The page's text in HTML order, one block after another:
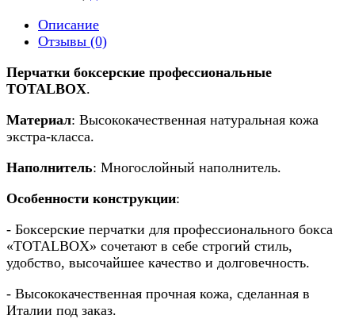
Описание
Отзывы (0)
Перчатки боксерские профессиональные
TOTALBOX.
Материал: Высококачественная натуральная кожа
экстра-класса.
Наполнитель: Многослойный наполнитель.
Особенности конструкции:
- Боксерские перчатки для профессионального бокса
«TOTALBOX» сочетают в себе строгий стиль,
удобство, высочайшее качество и долговечность.
- Высококачественная прочная кожа, сделанная в
Италии под заказ.